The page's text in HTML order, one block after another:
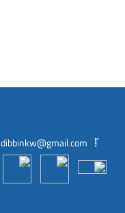
dibbinkw@gmail.com